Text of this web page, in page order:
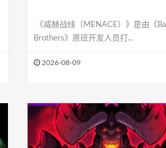
《威赫战线（MENACE）》是由《
Brothers》原班开发人员打...
2026-08-09